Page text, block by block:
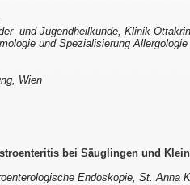
und Jugendheilkunde, Klinik
und Spezialisierung Allergologie
Wien
bei Säuglingen und
Endoskopie, St. Anna